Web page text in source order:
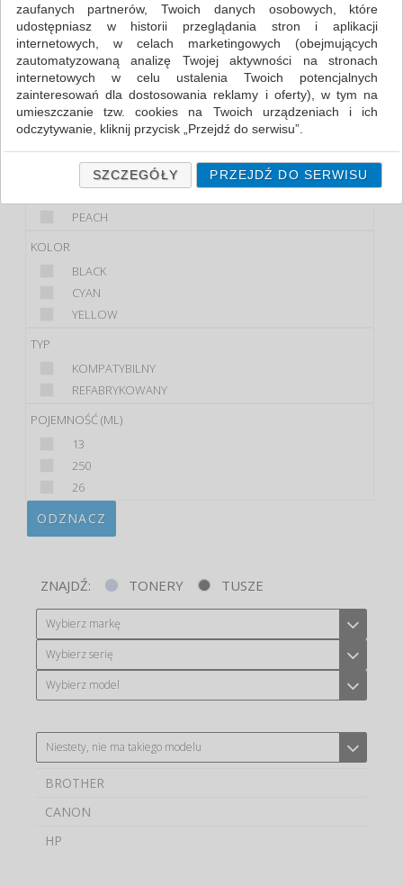
FILTRY WIĘCEJ
PRODUKT
BROTHER
CANON
PEACH
KOLOR
BLACK
CYAN
YELLOW
TYP
KOMPATYBILNY
REFABRYKOWANY
POJEMNOŚĆ (ML)
13
250
26
ODZNACZ
ZNAJDŹ: TONERY TUSZE
Wybierz markę
Wybierz serię
Wybierz model
Niestety, nie ma takiego modelu
BROTHER
CANON
HP
zaufanych partnerów, Twoich danych osobowych, które
udostępniasz w historii przeglądania stron i aplikacji
internetowych, w celach marketingowych (obejmujących
zautomatyzowaną analizę Twojej aktywności na stronach
internetowych w celu ustalenia Twoich potencjalnych
zainteresowań dla dostosowania reklamy i oferty), w tym na
umieszczanie tzw. cookies na Twoich urządzeniach i ich
odczytywanie, kliknij przycisk „Przejdź do serwisu”.
Jeśli nie chcesz wyrazić zgody lub ograniczyć jej zakres, kliknij
„Szczegóły”, gdzie znajdziesz wszelkie informacje o tym jak to
zrobić . Te same informacje znajdziesz także na podstronie z
naszą polityką prywatności obowiązującą od 25 maja 2018.
wcześniejsza zgoda której udzieliliście podczas zakładania
konta. Każda Państwa zgoda jest dobrowolna i można ją w
Polityka prywatności (rozwiń)
Lista Zaufanych Partnerów (rozwiń)
SZCZEGÓŁY PRZEJDŹ DO SERWISU